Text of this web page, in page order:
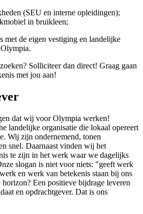
(SEU en interne opleidingen);
in bruikleen;
met de eigen vestiging en landelijke
Solliciteer dan direct! Graag gaan
met jou aan!
dat wij voor Olympia werken!
landelijke organisatie die lokaal opereert
Wij zijn ondernemend, tonen
snel. Daarnaast vinden wij het
te zijn in het werk waar we dagelijks
slogan is niet voor niets: "geeft werk
en werk van betekenis staan bij ons
horizon? Een positieve bijdrage leveren
en opdrachtgever. Dat is ons